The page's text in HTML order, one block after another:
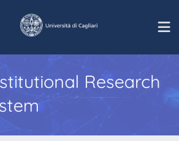
Research